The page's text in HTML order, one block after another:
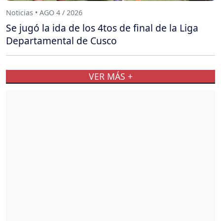
Noticias • AGO 4 / 2026
Se jugó la ida de los 4tos de final de la Liga
Departamental de Cusco
VER MÁS +